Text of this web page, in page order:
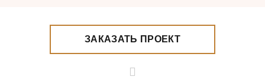
ЗАКАЗАТЬ ПРОЕКТ